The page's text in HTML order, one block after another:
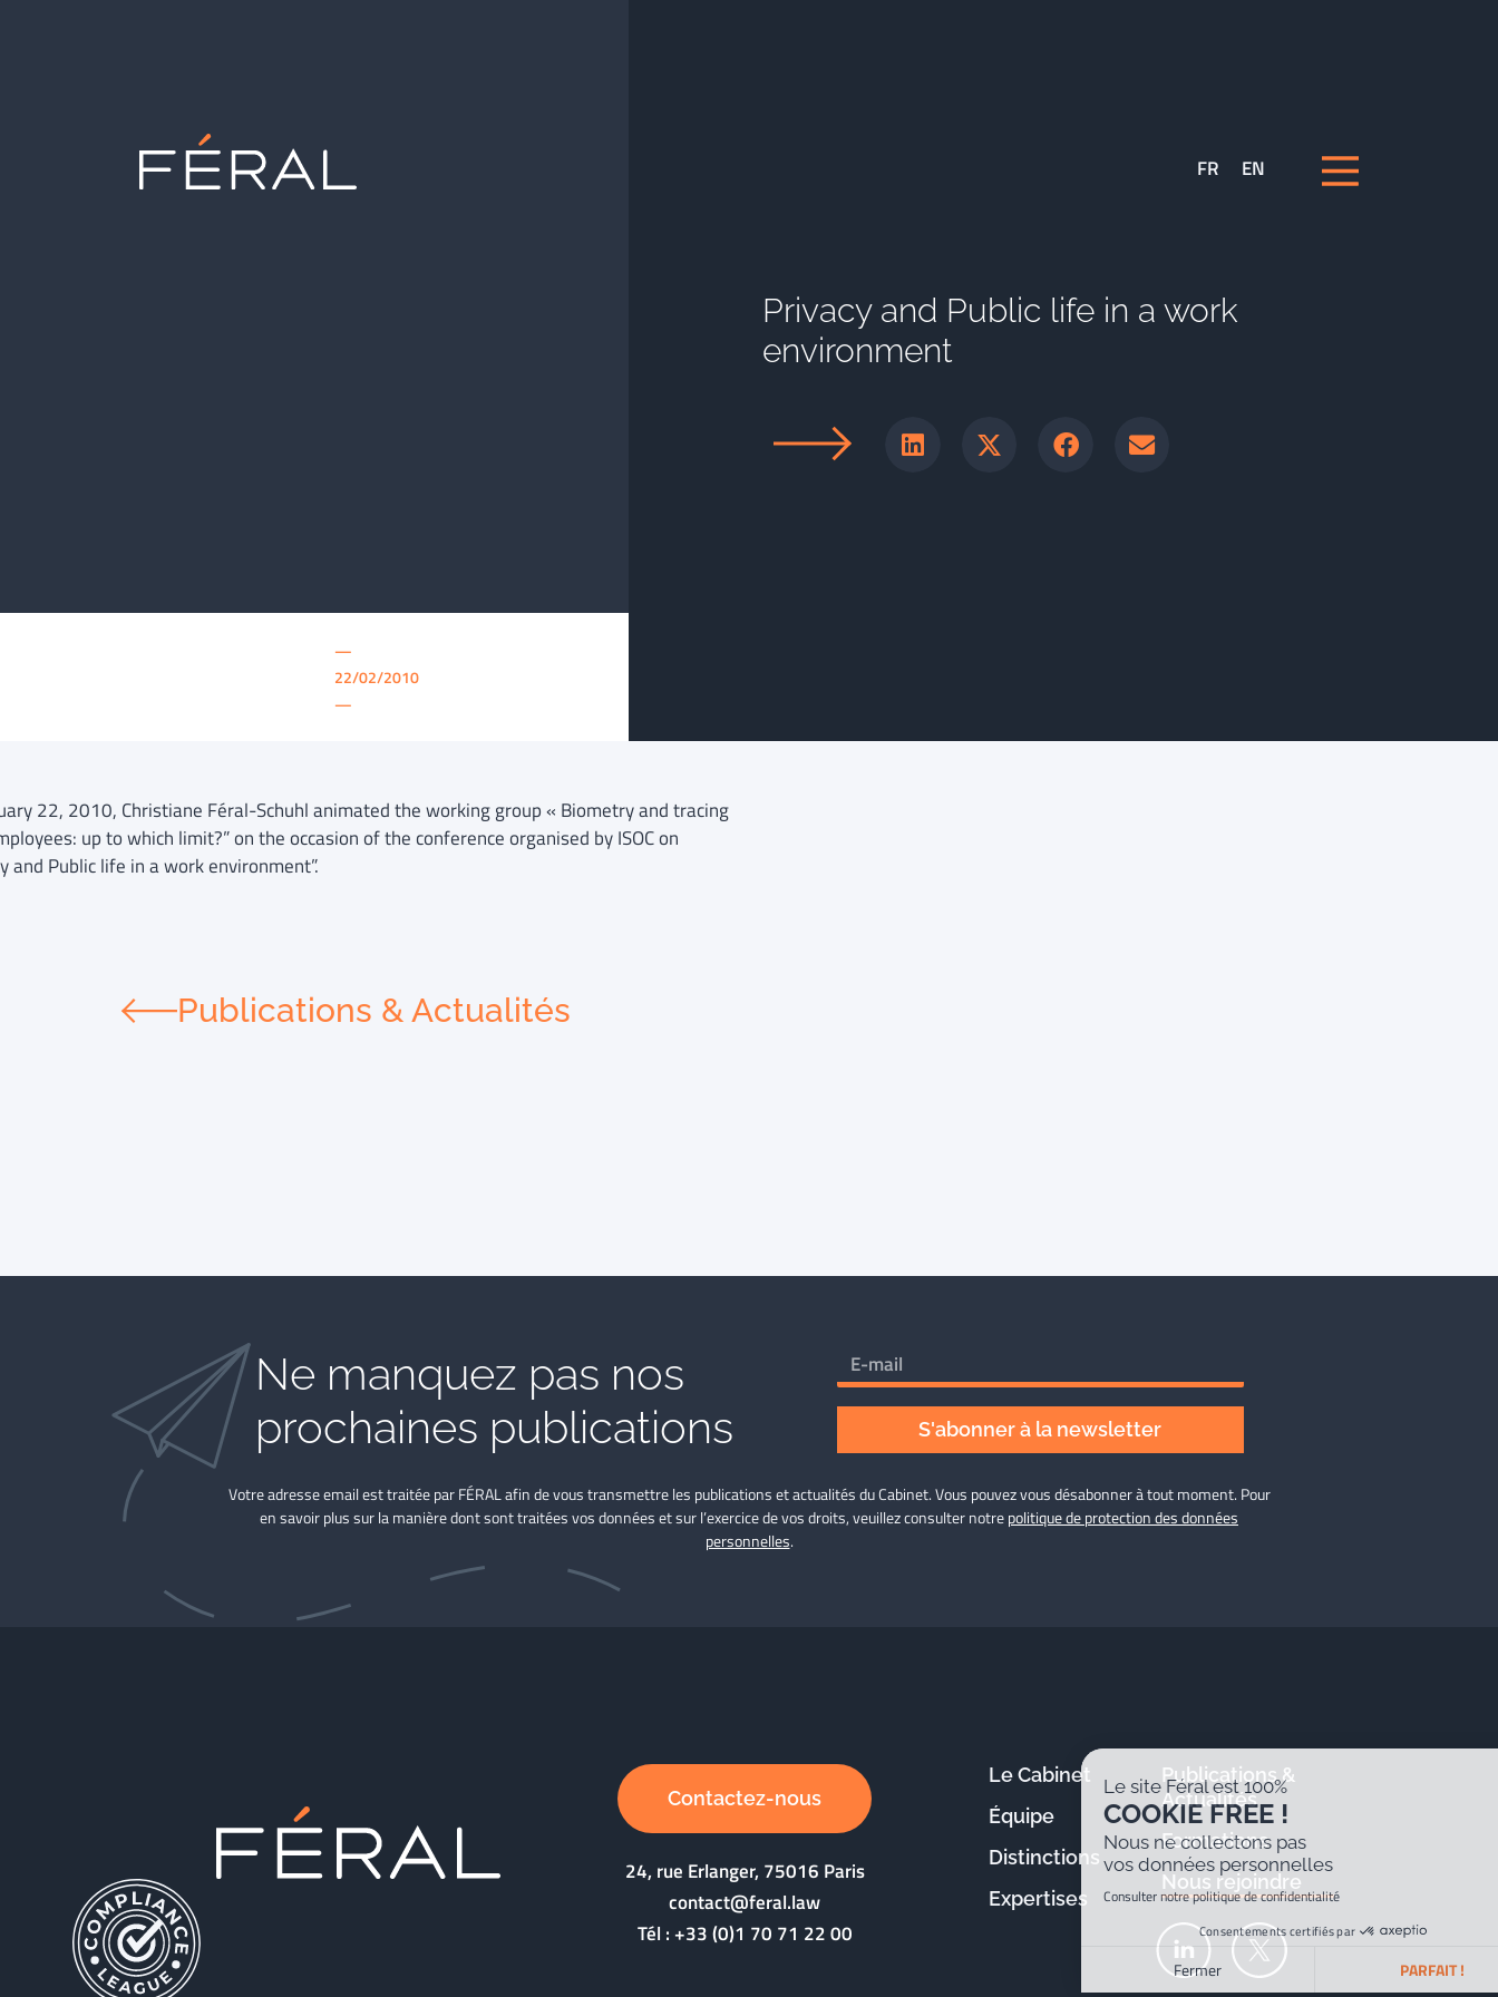
FR EN
—
22/02/2010
—
Privacy and Public life in a work
environment
22, 2010, Christiane Féral-Schuhl animated the working group « Biometry and tracing
up to which limit?” on the occasion of the conference organised by ISOC on
and Public life in a work environment”.
Publications & Actualités
Ne manquez pas nos
prochaines publications
S'abonner à la newsletter
Votre adresse email est traitée par FÉRAL afin de vous transmettre les publications et actualités du Cabinet. Vous pouvez vous désabonner à tout moment. Pour
en savoir plus sur la manière dont sont traitées vos données et sur l’exercice de vos droits, veuillez consulter notrepolitique de protection des données
personnelles.
Contactez-nous
24, rue Erlanger, 75016 Paris
contact@feral.law
Tél :+33 (0)1 70 71 22 00
Le Cabinet
Équipe
Distinctions
Expertises
Publications &
Actualités
Formations
Nous rejoindre
Le site Féral est 100%
COOKIE FREE !
Nous ne collectons pas
vos données personnelles
Consulter notre politique de confidentialité
Consentements certifiés par